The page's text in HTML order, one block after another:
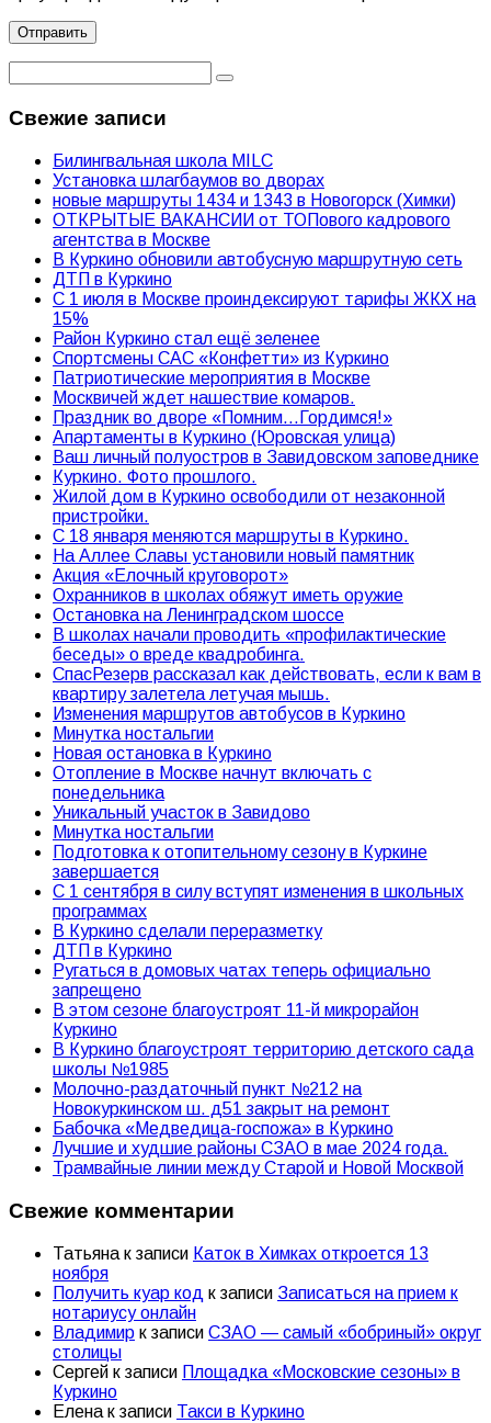
Свежие записи
Билингвальная школа MILC
Установка шлагбаумов во дворах
новые маршруты 1434 и 1343 в Новогорск (Химки)
ОТКРЫТЫЕ ВАКАНСИИ от ТОПового кадрового
агентства в Москве
В Куркино обновили автобусную маршрутную сеть
ДТП в Куркино
С 1 июля в Москве проиндексируют тарифы ЖКХ на
15%
Район Куркино стал ещё зеленее
Спортсмены САС «Конфетти» из Куркино
Патриотические мероприятия в Москве
Москвичей ждет нашествие комаров.
Праздник во дворе «Помним…Гордимся!»
Апартаменты в Куркино (Юровская улица)
Ваш личный полуостров в Завидовском заповеднике
Куркино. Фото прошлого.
Жилой дом в Куркино освободили от незаконной
пристройки.
С 18 января меняются маршруты в Куркино.
На Аллее Славы установили новый памятник
Акция «Елочный круговорот»
Охранников в школах обяжут иметь оружие
Остановка на Ленинградском шоссе
В школах начали проводить «профилактические
беседы» о вреде квадробинга.
СпасРезерв рассказал как действовать, если к вам в
квартиру залетела летучая мышь.
Изменения маршрутов автобусов в Куркино
Минутка ностальгии
Новая остановка в Куркино
Отопление в Москве начнут включать с
понедельника
Уникальный участок в Завидово
Минутка ностальгии
Подготовка к отопительному сезону в Куркине
завершается
С 1 сентября в силу вступят изменения в школьных
программах
В Куркино сделали переразметку
ДТП в Куркино
Ругаться в домовых чатах теперь официально
запрещено
В этом сезоне благоустроят 11-й микрорайон
Куркино
В Куркино благоустроят территорию детского сада
школы №1985
Молочно-раздаточный пункт №212 на
Новокуркинском ш. д51 закрыт на ремонт
Бабочка «Медведица-госпожа» в Куркино
Лучшие и худшие районы СЗАО в мае 2024 года.
Трамвайные линии между Старой и Новой Москвой
Свежие комментарии
Татьяна к записи Каток в Химках откроется 13
ноября
Получить куар код к записи Записаться на прием к
нотариусу онлайн
Владимир к записи СЗАО — самый «бобриный» округ
столицы
Сергей к записи Площадка «Московские сезоны» в
Куркино
Елена к записи Такси в Куркино